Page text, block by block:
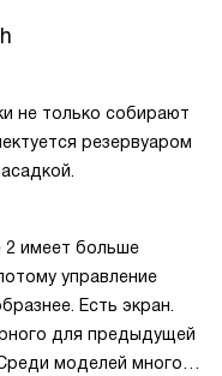
не только собирают
резервуаром
2 имеет больше
управление
Есть экран.
для предыдущей
моделей много